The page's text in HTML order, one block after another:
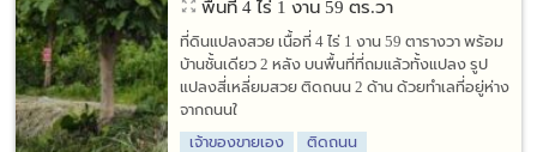
พื้นที่ 4 ไร่ 1 งาน 59 ตร.วา
ที่ดินแปลงสวย เนื้อที่ 4 ไร่ 1 งาน 59 ตารางวา พร้อม
บ้านชั้นเดียว 2 หลัง บนพื้นที่ที่ถมแล้วทั้งแปลง รูป
แปลงสี่เหลี่ยมสวย ติดถนน 2 ด้าน ด้วยทำเลที่อยู่ห่าง
จากถนนใ
เจ้าของขายเอง
ติดถนน